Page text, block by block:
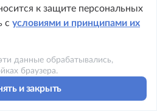
к защите персональных
с условиями и принципами их
данные обрабатывались,
браузера.
и закрыть
использования